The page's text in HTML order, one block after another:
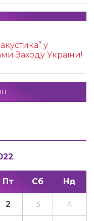
у
Заходу України!
Пт Сб Нд
2 3 4